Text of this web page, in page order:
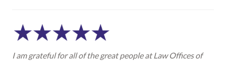
I am grateful for all of the great people at Law Offices of